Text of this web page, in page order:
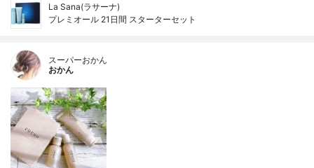
La Sana(ラサーナ)
プレミオール 21日間 スターターセット
スーパーおかん
おかん